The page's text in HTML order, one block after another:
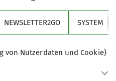
NEWSLETTER2GO SYSTEM
von Nutzerdaten und Cookie)